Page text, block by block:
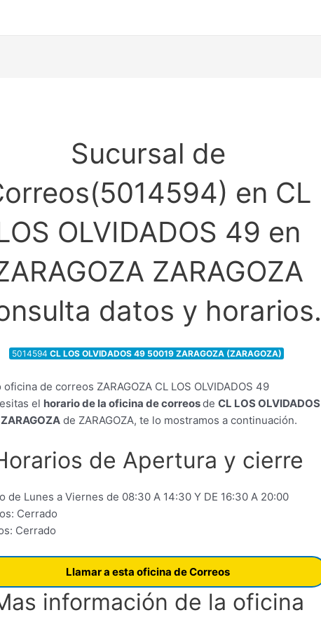
Sucursal de
en CL
OLVIDADOS 49 en
ZARAGOZA
datos y horarios.
5014594 CL LOS OLVIDADOS 49 50019 ZARAGOZA (ZARAGOZA)
el horario de la oficina de correosdeCL LOS OLVIDADOS
ZARAGOZA de ZARAGOZA, te lo mostramos a continuación.
de Apertura y cierre
de Lunes a Viernes de 08:30 A 14:30 Y DE 16:30 A 20:00
Cerrado
Cerrado
Llamar a esta oficina de Correos
información de la oficina